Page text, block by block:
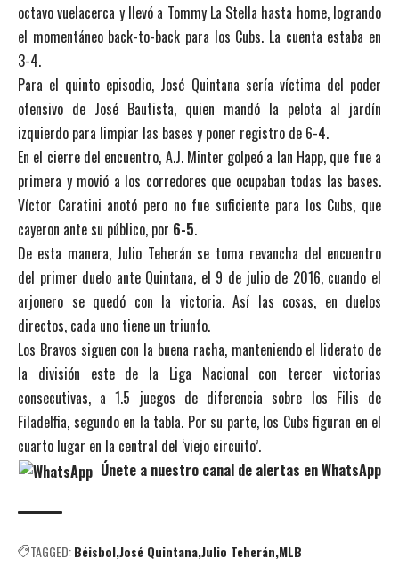
octavo vuelacerca y llevó a Tommy La Stella hasta home, logrando
el momentáneo back-to-back para los Cubs. La cuenta estaba en
3-4.
Para el quinto episodio, José Quintana sería víctima del poder
ofensivo de José Bautista, quien mandó la pelota al jardín
izquierdo para limpiar las bases y poner registro de 6-4.
En el cierre del encuentro, A.J. Minter golpeó a Ian Happ, que fue a
primera y movió a los corredores que ocupaban todas las bases.
Víctor Caratini anotó pero no fue suficiente para los Cubs, que
cayeron ante su público, por 6-5.
De esta manera, Julio Teherán se toma revancha del encuentro
del primer duelo ante Quintana, el 9 de julio de 2016, cuando el
arjonero se quedó con la victoria. Así las cosas, en duelos
directos, cada uno tiene un triunfo.
Los Bravos siguen con la buena racha, manteniendo el liderato de
la división este de la Liga Nacional con tercer victorias
consecutivas, a 1.5 juegos de diferencia sobre los Filis de
Filadelfia, segundo en la tabla. Por su parte, los Cubs figuran en el
cuarto lugar en la central del ‘viejo circuito’.
Únete a nuestro canal de alertas en WhatsApp
TAGGED:BéisbolJosé QuintanaJulio Teherán MLB